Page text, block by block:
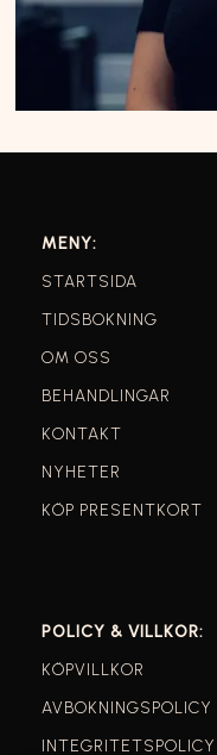
MENY:
STARTSIDA
TIDSBOKNING
OM OSS
BEHANDLINGAR
KONTAKT
NYHETER
KÖP PRESENTKORT
POLICY & VILLKOR:
KÖPVILLKOR
AVBOKNINGSPOLICY
INTEGRITETSPOLICY